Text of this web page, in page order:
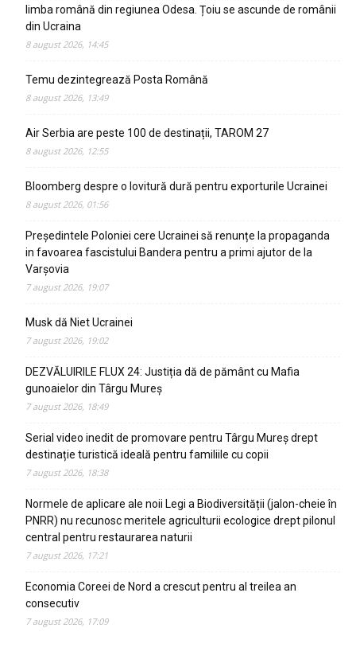
limba română din regiunea Odesa. Țoiu se ascunde de românii
din Ucraina
8 august 2026, 14:45
Temu dezintegrează Posta Română
8 august 2026, 13:49
Air Serbia are peste 100 de destinații, TAROM 27
8 august 2026, 12:55
Bloomberg despre o lovitură dură pentru exporturile Ucrainei
8 august 2026, 01:56
Președintele Poloniei cere Ucrainei să renunțe la propaganda
in favoarea fascistului Bandera pentru a primi ajutor de la
Varșovia
7 august 2026, 19:07
Musk dă Niet Ucrainei
7 august 2026, 19:02
DEZVĂLUIRILE FLUX 24: Justiția dă de pământ cu Mafia
gunoaielor din Târgu Mureș
7 august 2026, 18:49
Serial video inedit de promovare pentru Târgu Mureș drept
destinație turistică ideală pentru familiile cu copii
7 august 2026, 18:38
Normele de aplicare ale noii Legi a Biodiversității (jalon-cheie în
PNRR) nu recunosc meritele agriculturii ecologice drept pilonul
central pentru restaurarea naturii
7 august 2026, 17:21
Economia Coreei de Nord a crescut pentru al treilea an
consecutiv
7 august 2026, 17:09